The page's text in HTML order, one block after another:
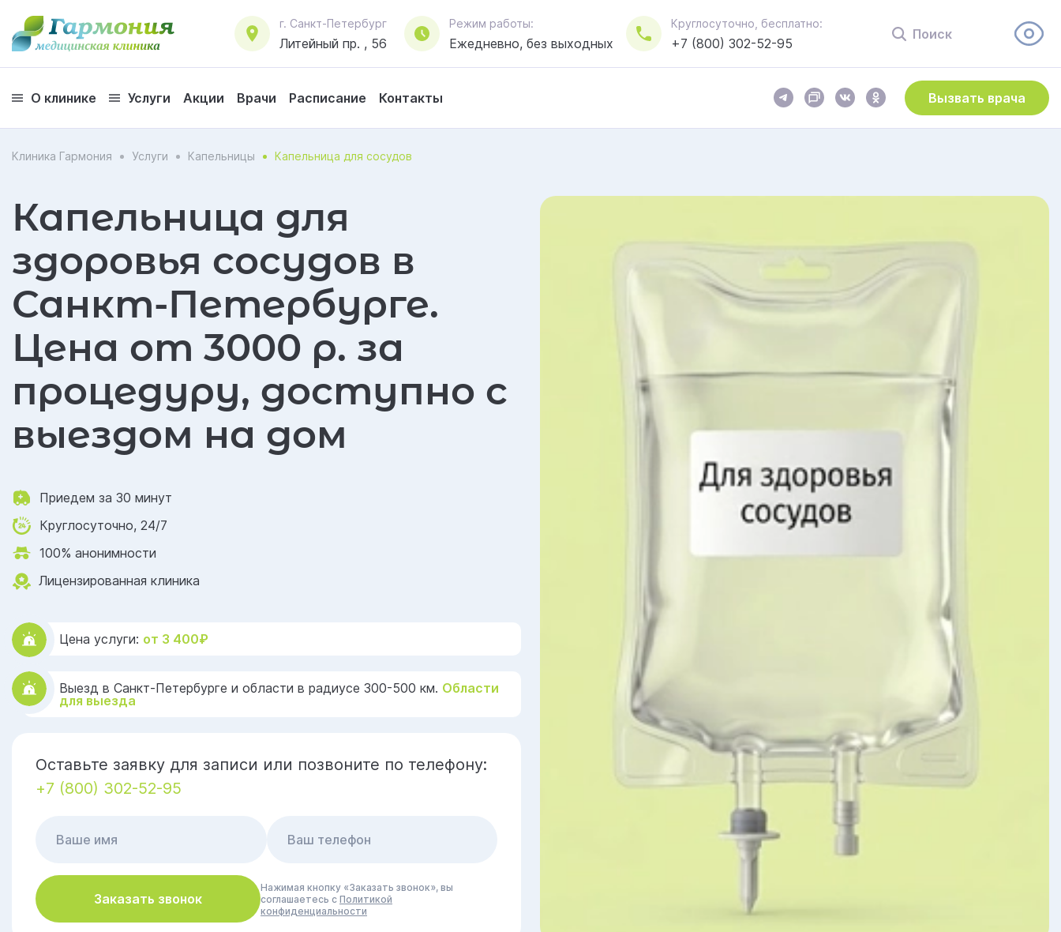
г. Санкт-Петербург
Литейный пр. , 56
Режим работы:
Ежедневно, без выходных
Круглосуточно, бесплатно:
+7 (800) 302-52-95
Поиск
О клинике Услуги Акции Врачи Расписание Контакты Вызвать врача
Клиника Гармония Услуги Капельницы Капельница для сосудов
Капельница для
здоровья сосудов в
Санкт-Петербурге.
Цена от 3000 р. за
процедуру, доступно с
выездом на дом
Приедем за 30 минут
Круглосуточно, 24/7
100% анонимности
Лицензированная клиника
Цена услуги: от 3 400₽
Выезд в Санкт-Петербурге и области в радиусе 300-500 км. Области
для выезда
Оставьте заявку для записи или позвоните по телефону:
+7 (800) 302-52-95
Заказать звонок
Нажимая кнопку «Заказать звонок», вы
соглашаетесь с Политикой
конфиденциальности